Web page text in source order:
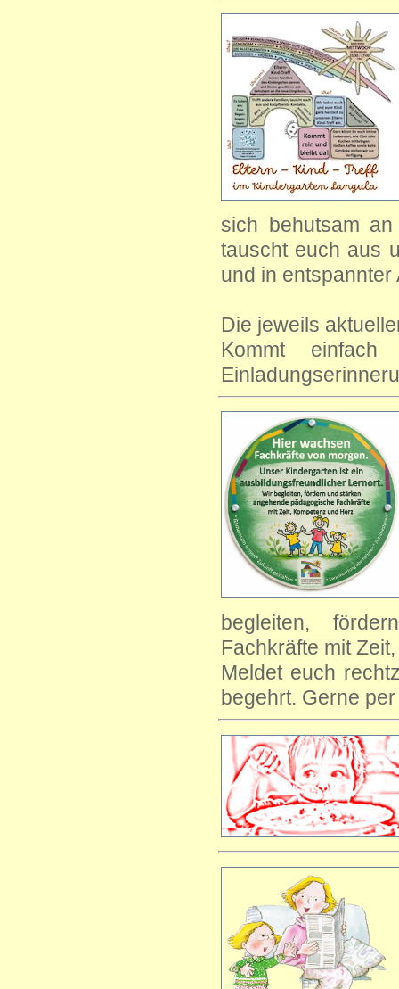
sich behutsam
tauscht euch aus
und in entspannter
Die jeweils
Kommt
begleiten,
Fachkräfte mit
Meldet euch
begehrt. Gerne